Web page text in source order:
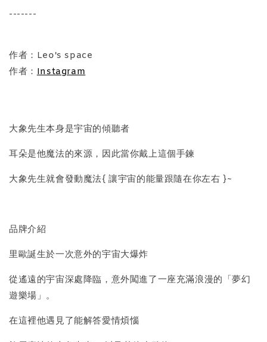
飾品禮物盒
NT$ 69
NT$ 98
- +
-------
作者：Leo's space
作者： Instagram
大象先生本身是宇宙的傾聽者
耳朵是他魔法的來源，因此當你戴上這個手鍊
大象先生就會發動魔法{ 讓宇宙的能量跟隨在你左右 }~
品牌介紹
里歐誕生於一次意外的宇宙大爆炸
從遙遠的宇宙深處降臨，意外闖進了一座充滿浪漫的「夢幻
遊樂場」。
在這裡他遇見了能解答愛情煩惱